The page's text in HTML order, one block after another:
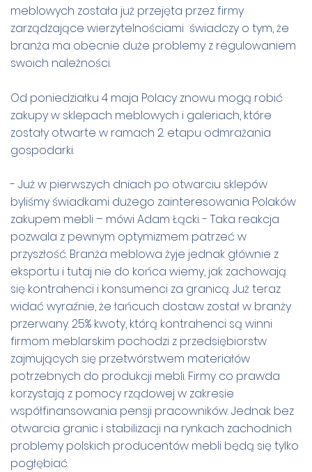
meblowych została już przejęta przez firmy
zarządzające wierzytelnościami świadczy o tym, że
branża ma obecnie duże problemy z regulowaniem
swoich należności.
Od poniedziałku 4 maja Polacy znowu mogą robić
zakupy w sklepach meblowych i galeriach, które
zostały otwarte w ramach 2. etapu odmrażania
gospodarki.
- Już w pierwszych dniach po otwarciu sklepów
byliśmy świadkami dużego zainteresowania Polaków
zakupem mebli – mówi Adam Łącki. - Taka reakcja
pozwala z pewnym optymizmem patrzeć w
przyszłość. Branża meblowa żyje jednak głównie z
eksportu i tutaj nie do końca wiemy, jak zachowają
się kontrahenci i konsumenci za granicą. Już teraz
widać wyraźnie, że łańcuch dostaw został w branży
przerwany. 25% kwoty, którą kontrahenci są winni
firmom meblarskim pochodzi z przedsiębiorstw
zajmujących się przetwórstwem materiałów
potrzebnych do produkcji mebli. Firmy co prawda
korzystają z pomocy rządowej w zakresie
współfinansowania pensji pracowników. Jednak bez
otwarcia granic i stabilizacji na rynkach zachodnich
problemy polskich producentów mebli będą się tylko
pogłębiać.